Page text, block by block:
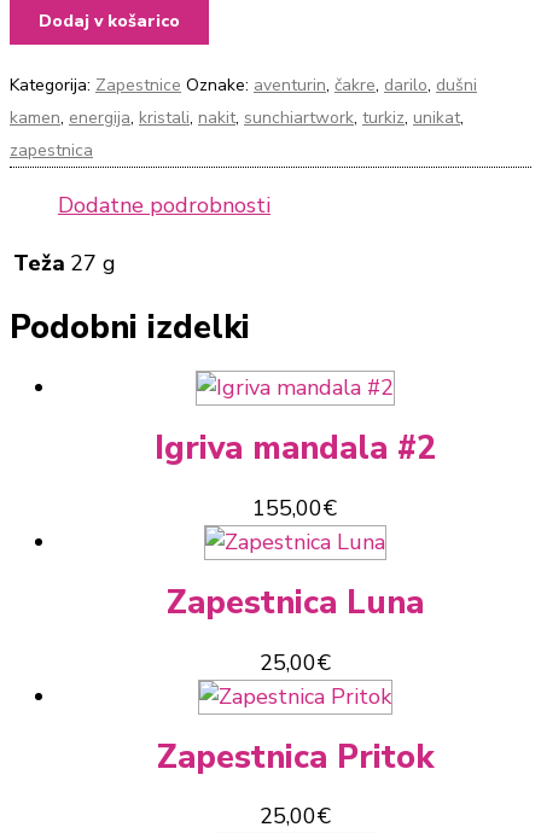
Dodaj v košarico
Kategorija: Zapestnice Oznake: aventurin, čakre, darilo, dušni
kamen, energija, kristali, nakit, sunchiartwork, turkiz, unikat,
zapestnica
Dodatne podrobnosti
Teža 27 g
Podobni izdelki
Igriva mandala #2
155,00€
Zapestnica Luna
25,00€
Zapestnica Pritok
25,00€